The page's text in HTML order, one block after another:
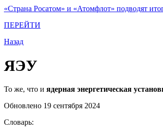
«Страна Росатом» и «Атомфлот» подводят
ПЕРЕЙТИ
Назад
ЯЭУ
То же, что и ядерная энергетическая
Обновлено 19 сентября 2024
Словарь: